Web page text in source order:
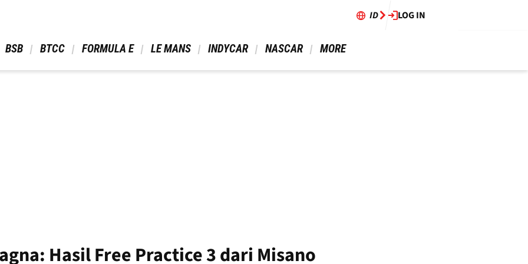
ID LOG IN
BSB BTCC FORMULA E LE MANS INDYCAR NASCAR MORE
Hasil Free Practice 3 dari Misano